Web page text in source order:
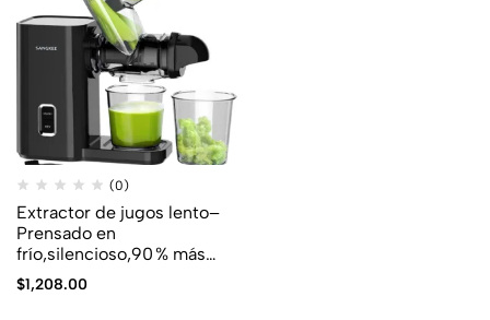
(0)
Extractor de jugos lento–
Prensado en
frío,silencioso,90 % más
jugo
$1,208.00